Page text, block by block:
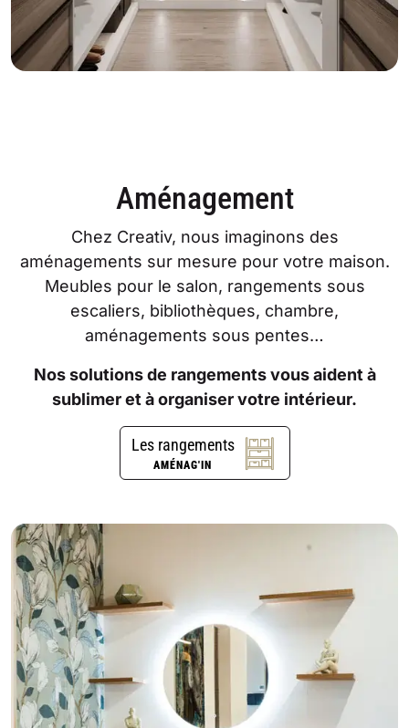
Aménagement
Chez Creativ, nous imaginons des
aménagements sur mesure pour votre maison.
Meubles pour le salon, rangements sous
escaliers, bibliothèques, chambre,
aménagements sous pentes…
Nos solutions de rangements vous aident à
sublimer et à organiser votre intérieur.
Les rangements
AMÉNAG'IN